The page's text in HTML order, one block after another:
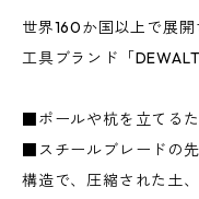
世界160か国以上で展
工具ブランド「
■ポールや杭を立てる
■スチールブレードの
構造で、圧縮された土